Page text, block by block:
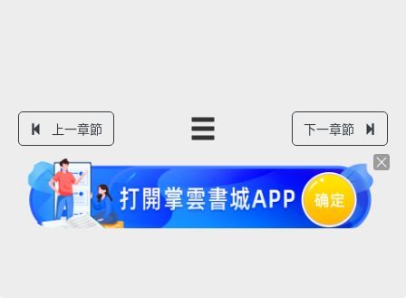
上一章節 下一章節